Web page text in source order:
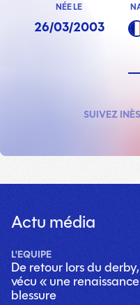
NÉE LE
26/03/2003
SUIVEZ
Actu média
L'EQUIPE
De retour lors du
vécu « une
blessure